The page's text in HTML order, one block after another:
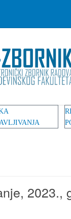
2023.,